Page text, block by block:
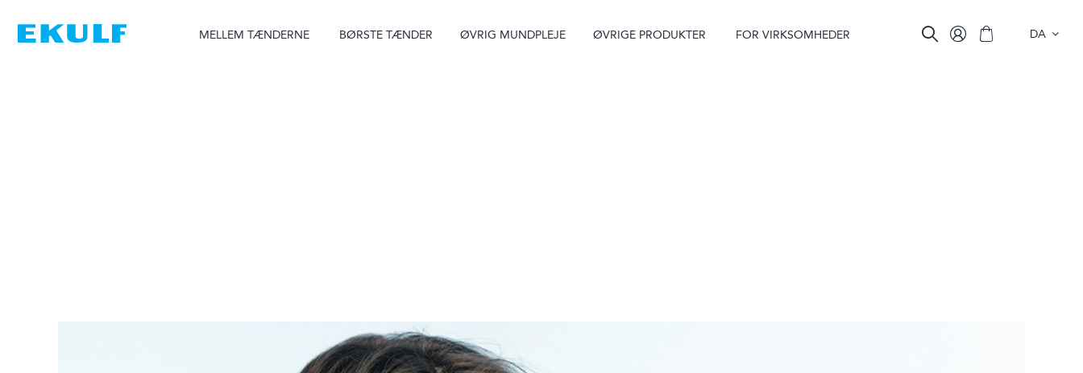
content
MELLEM TÆNDERNE BØRSTE TÆNDER ØVRIG MUNDPLEJE ØVRIGE PRODUKTER FOR VIRKSOMHEDER DA